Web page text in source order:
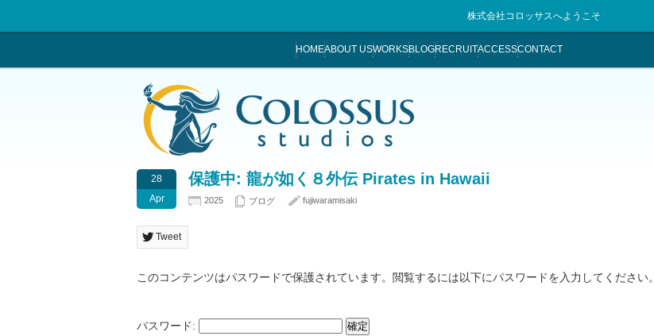
株式会社コロッサスへようこそ
HOMEABOUT USWORKSBLOGRECRUITACCESSCONTACT
28
Apr
保護中: 龍が如く８外伝 Pirates in Hawaii
2025 ブログ fujiwaramisaki
Tweet
このコンテンツはパスワードで保護されています。閲覧するには以下にパスワードを入力してください。
パスワード: